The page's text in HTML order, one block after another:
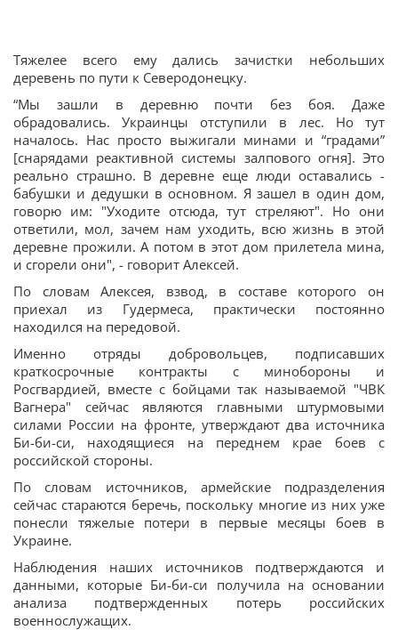
Тяжелее всего ему дались зачистки небольших
деревень по пути к Северодонецку.
“Мы зашли в деревню почти без боя. Даже
обрадовались. Украинцы отступили в лес. Но тут
началось. Нас просто выжигали минами и “градами”
[снарядами реактивной системы залпового огня]. Это
реально страшно. В деревне еще люди оставались -
бабушки и дедушки в основном. Я зашел в один дом,
говорю им: "Уходите отсюда, тут стреляют". Но они
ответили, мол, зачем нам уходить, всю жизнь в этой
деревне прожили. А потом в этот дом прилетела мина,
и сгорели они", - говорит Алексей.
По словам Алексея, взвод, в составе которого он
приехал из Гудермеса, практически постоянно
находился на передовой.
Именно отряды добровольцев, подписавших
краткосрочные контракты с минобороны и
Росгвардией, вместе с бойцами так называемой "ЧВК
Вагнера" сейчас являются главными штурмовыми
силами России на фронте, утверждают два источника
Би-би-си, находящиеся на переднем крае боев с
российской стороны.
По словам источников, армейские подразделения
сейчас стараются беречь, поскольку многие из них уже
понесли тяжелые потери в первые месяцы боев в
Украине.
Наблюдения наших источников подтверждаются и
данными, которые Би-би-си получила на основании
анализа подтвержденных потерь российских
военнослужащих.